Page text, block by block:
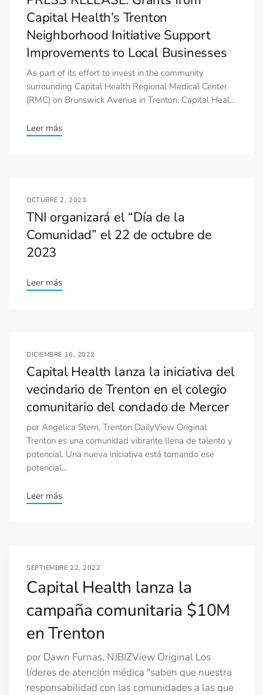
Capital Health’s Trenton
Neighborhood Initiative Support
Improvements to Local Businesses
As part of its effort to invest in the community
surrounding Capital Health Regional Medical Center
(RMC) on Brunswick Avenue in Trenton, Capital Heal...
Leer más
OCTUBRE 2, 2023
TNI organizará el “Día de la
Comunidad” el 22 de octubre de
2023
Leer más
DICIEMBRE 16, 2022
Capital Health lanza la iniciativa del
vecindario de Trenton en el colegio
comunitario del condado de Mercer
por Angelica Stern, Trenton DailyView Original
Trenton es una comunidad vibrante llena de talento y
potencial. Una nueva iniciativa está tomando ese
potencial...
Leer más
SEPTIEMBRE 22, 2022
Capital Health lanza la
campaña comunitaria $10M
en Trenton
por Dawn Furnas, NJBIZView Original Los
líderes de atención médica "saben que nuestra
responsabilidad con las comunidades a las que